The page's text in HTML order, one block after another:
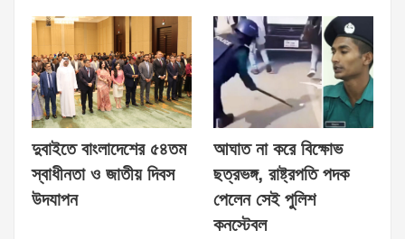
দুবাইতে বাংলাদেশের ৫৪তম
স্বাধীনতা ও জাতীয় দিবস
উদযাপন
আঘাত না করে বিক্ষোভ
ছত্রভঙ্গ, রাষ্ট্রপতি পদক
পেলেন সেই পুলিশ
কনস্টেবল